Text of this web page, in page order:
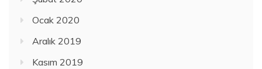
Ocak 2020
Aralık 2019
Kasım 2019